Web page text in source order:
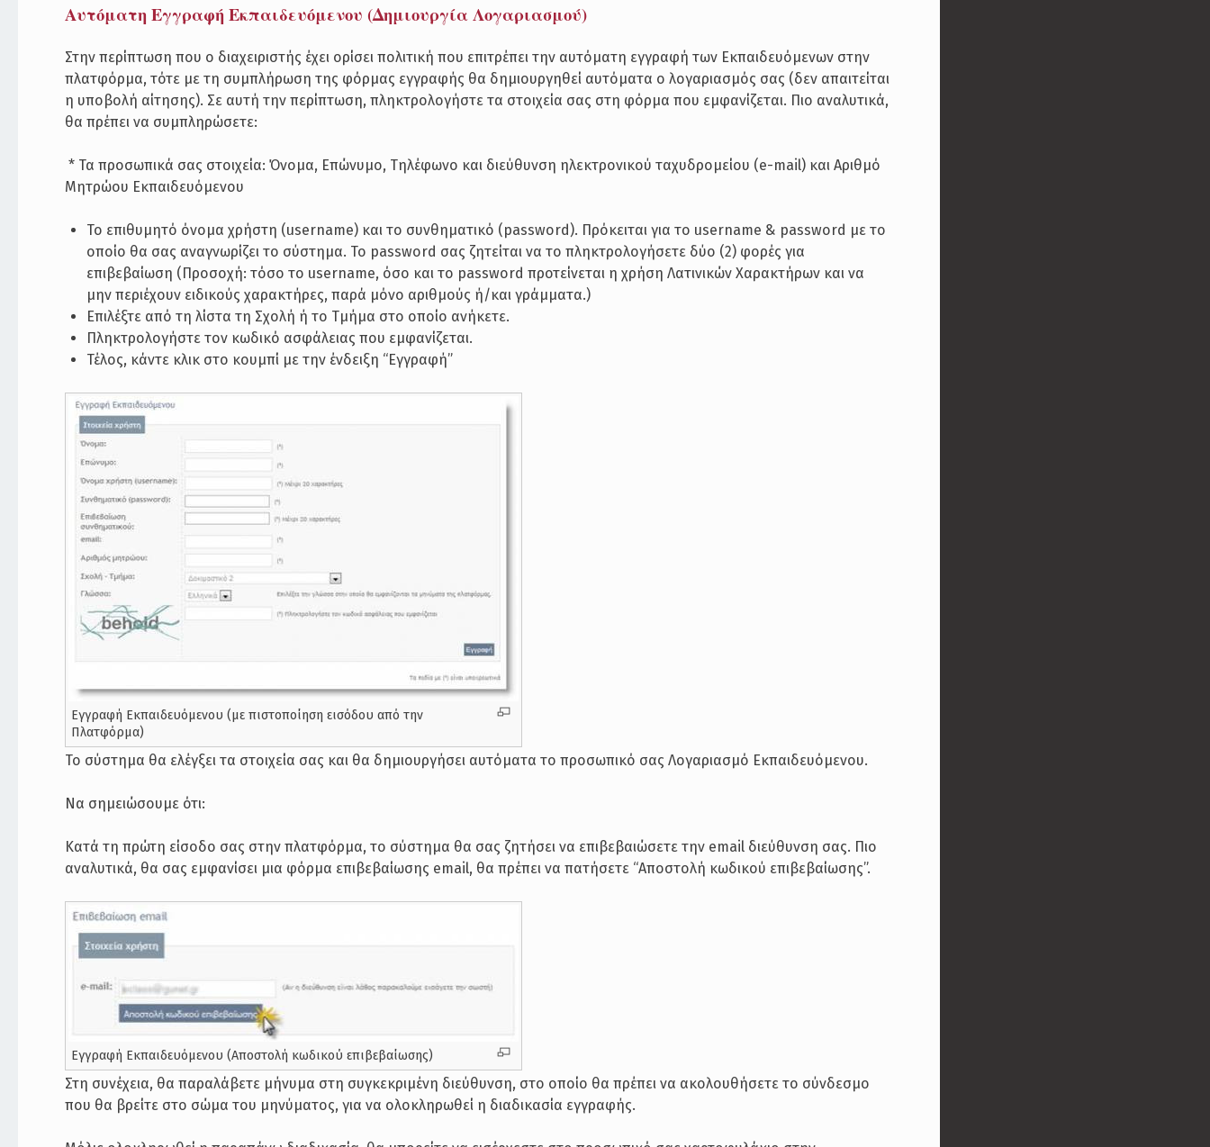
Αυτόματη Εγγραφή Εκπαιδευόμενου (Δημιουργία Λογαριασμού)
Στην περίπτωση που ο διαχειριστής έχει ορίσει πολιτική που επιτρέπει την αυτόματη εγγραφή των Εκπαιδευόμενων στην
πλατφόρμα, τότε με τη συμπλήρωση της φόρμας εγγραφής θα δημιουργηθεί αυτόματα ο λογαριασμός σας (δεν απαιτείται
η υποβολή αίτησης). Σε αυτή την περίπτωση, πληκτρολογήστε τα στοιχεία σας στη φόρμα που εμφανίζεται. Πιο αναλυτικά,
θα πρέπει να συμπληρώσετε:
­ * Τα προσωπικά σας στοιχεία: Όνομα, Επώνυμο, Τηλέφωνο και διεύθυνση ηλεκτρονικού ταχυδρομείου (e-mail) και Αριθμό
Μητρώου Εκπαιδευόμενου
Το επιθυμητό όνομα χρήστη (username) και το συνθηματικό (password). Πρόκειται για το username & password με το
οποίο θα σας αναγνωρίζει το σύστημα. Το password σας ζητείται να το πληκτρολογήσετε δύο (2) φορές για
επιβεβαίωση (Προσοχή: τόσο το username, όσο και το password προτείνεται η χρήση Λατινικών Χαρακτήρων και να
μην περιέχουν ειδικούς χαρακτήρες, παρά μόνο αριθμούς ή/και γράμματα.)
Επιλέξτε από τη λίστα τη Σχολή ή το Τμήμα στο οποίο ανήκετε.
Πληκτρολογήστε τον κωδικό ασφάλειας που εμφανίζεται.
Τέλος, κάντε κλικ στο κουμπί με την ένδειξη “Εγγραφή”
Εγγραφή Εκπαιδευόμενου (με πιστοποίηση εισόδου από την
Πλατφόρμα)
Το σύστημα θα ελέγξει τα στοιχεία σας και θα δημιουργήσει αυτόματα το προσωπικό σας Λογαριασμό Εκπαιδευόμενου.
Να σημειώσουμε ότι:
Κατά τη πρώτη είσοδο σας στην πλατφόρμα, το σύστημα θα σας ζητήσει να επιβεβαιώσετε την email διεύθυνση σας. Πιο
αναλυτικά, θα σας εμφανίσει μια φόρμα επιβεβαίωσης email, θα πρέπει να πατήσετε “Αποστολή κωδικού επιβεβαίωσης”.
Εγγραφή Εκπαιδευόμενου (Αποστολή κωδικού επιβεβαίωσης)
Στη συνέχεια, θα παραλάβετε μήνυμα στη συγκεκριμένη διεύθυνση, στο οποίο θα πρέπει να ακολουθήσετε το σύνδεσμο
που θα βρείτε στο σώμα του μηνύματος, για να ολοκληρωθεί η διαδικασία εγγραφής.